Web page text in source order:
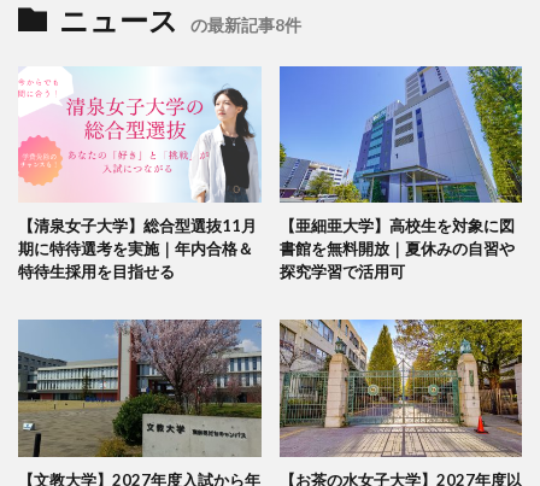
ニュース の最新記事8件
【清泉女子大学】総合型選抜11月
期に特待選考を実施｜年内合格＆
特待生採用を目指せる
【亜細亜大学】高校生を対象に図
書館を無料開放｜夏休みの自習や
探究学習で活用可
【文教大学】2027年度入試から年
【お茶の水女子大学】2027年度以